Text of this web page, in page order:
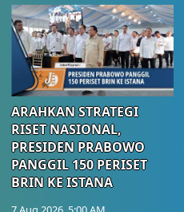
ARAHKAN STRATEGI
RISET NASIONAL,
PRESIDEN PRABOWO
PANGGIL 150 PERISET
BRIN KE ISTANA